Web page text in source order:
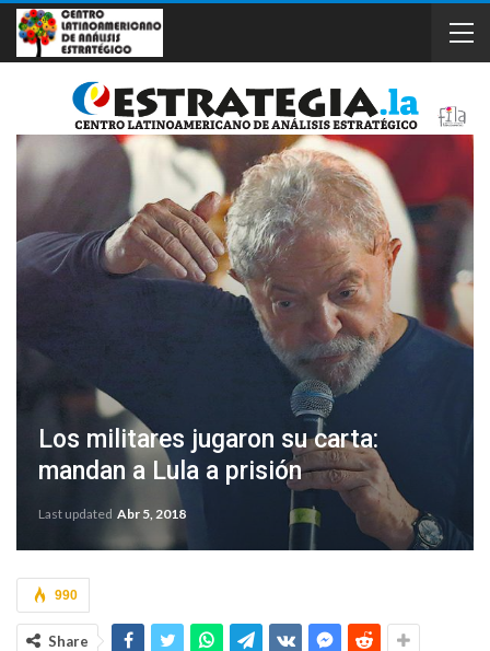
Los militares jugaron su carta:
mandan a Lula a prisión
Last updated Abr 5, 2018
990
Share